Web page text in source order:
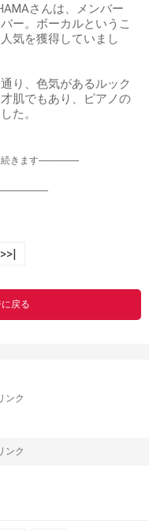
さんは、メンバー
ー。ボーカルというこ
気を獲得していまし
り、色気があるルック
肌でもあり、ピアノの
た。
きます-----------------
>>|
戻る
ンク
ンク